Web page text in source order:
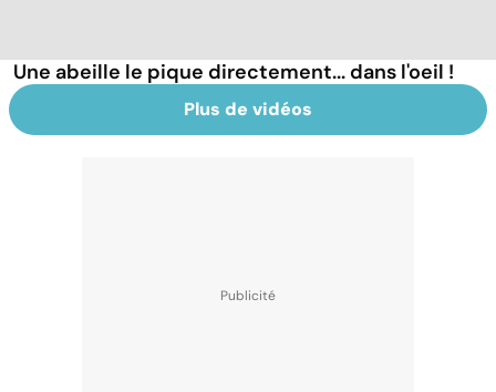
Une abeille le pique directement... dans l'oeil !
Plus de vidéos